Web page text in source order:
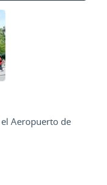
Aeropuerto de